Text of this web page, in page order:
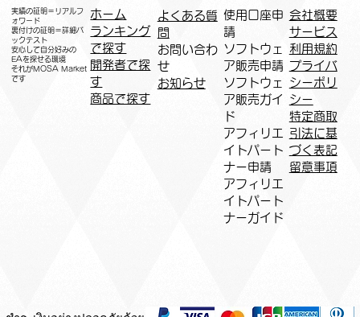
実績の証明＝リアルフ
ォワード
裏付けの証明＝詳細バ
ックテスト
安心して自分好みの
EAを探せる環境
​それがMOSA Market
です
ホーム
ランキング
で探す
開発者で探
す
商品で探す
よくある質
問
お問い合わ
せ
お知らせ
​使用口座申
請
ソフトウェ
ア販売申請
ソフトウェ
ア販売ガイ
ド
アフィリエ
イトパート
ナー申請​
​アフィリエ
イトパート
ナーガイド
会社概要
サービス
利用規約
プライバ
シーポリ
シー
特定商取
引法に基
づく表記
​留意事項